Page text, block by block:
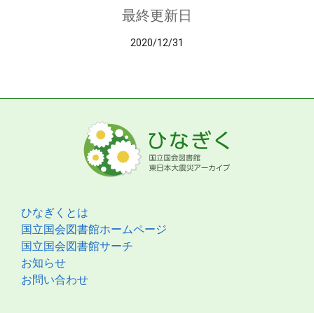
最終更新日
2020/12/31
ひなぎくとは
国立国会図書館ホームページ
国立国会図書館サーチ
お知らせ
お問い合わせ